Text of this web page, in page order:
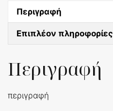
Περιγραφή
Επιπλέον πληροφορίες
Περιγραφή
περιγραφή